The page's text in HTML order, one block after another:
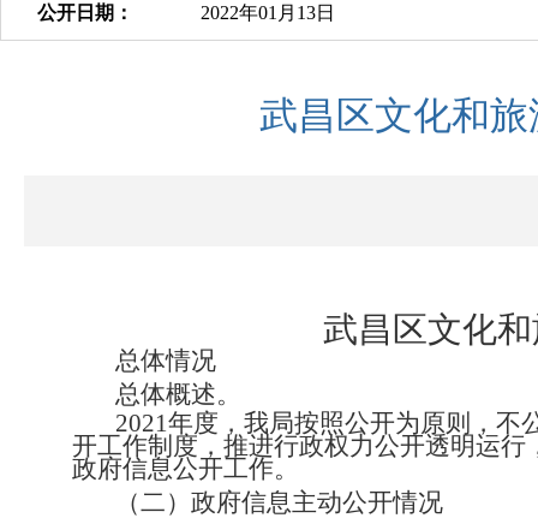
公开日期：
2022年01月13日
武昌区文化和
武昌区文化
总体情况
总体概述。
2021年度，我局按照公开为原则，不
开工作制度，推进行政权力公开透明运
政府信息公开工作。
（二）政府信息主动公开情况